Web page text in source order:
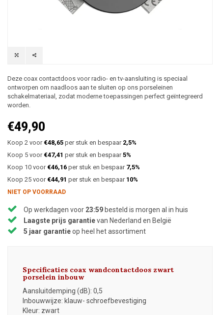
Deze coax contactdoos voor radio- en tv-aansluiting is speciaal
ontworpen om naadloos aan te sluiten op ons porseleinen
schakelmateriaal, zodat moderne toepassingen perfect geïntegreerd
worden.
€49,90
Koop 2 voor €48,65 per stuk en bespaar 2,5%
Koop 5 voor €47,41 per stuk en bespaar5%
Koop 10 voor €46,16 per stuk en bespaar 7,5%
Koop 25 voor €44,91 per stuk en bespaar 10%
NIET OP VOORRAAD
Op werkdagen voor 23:59 besteld is morgen al in huis
Laagste prijs garantievan Nederland en België
5 jaar garantieop heel het assortiment
Specificaties coax wandcontactdoos zwart
porselein inbouw
Aansluitdemping (dB): 0,5
Inbouwwijze: klauw- schroefbevestiging
Kleur: zwart